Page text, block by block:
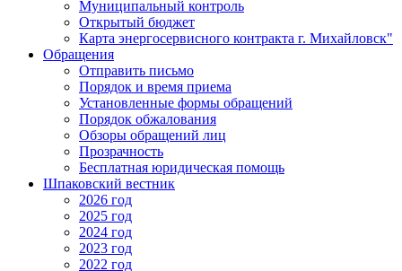
Муниципальный контроль
Открытый бюджет
Карта энергосервисного контракта г. Михайловск"
Обращения
Отправить письмо
Порядок и время приема
Установленные формы обращений
Порядок обжалования
Обзоры обращений лиц
Прозрачность
Бесплатная юридическая помощь
Шпаковский вестник
2026 год
2025 год
2024 год
2023 год
2022 год